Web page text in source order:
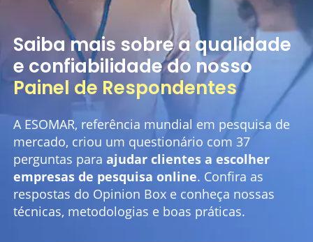
Saiba mais sobre a qualidade
e confiabilidade do nosso
Painel de Respondentes
A ESOMAR, referência mundial em pesquisa de
mercado, criou um questionário com 37
perguntas para ajudar clientes a escolher
empresas de pesquisa online. Confira as
respostas do Opinion Box e conheça nossas
técnicas, metodologias e boas práticas.